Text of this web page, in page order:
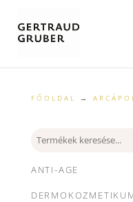
FŐOLDAL →
Keresés
ANTI-AGE